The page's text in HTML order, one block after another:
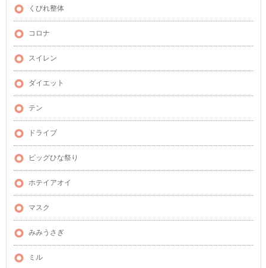
くびれ整体
コロナ
スイレン
ダイエット
テン
ドライブ
ビッグひな祭り
ホテイアオイ
マスク
みみうさぎ
ミル